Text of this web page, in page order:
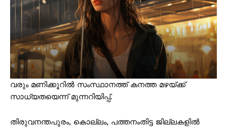
വരും മണിക്കൂറിൽ സംസ്ഥാനത്ത് കനത്ത മഴയ്ക്ക്
സാധ്യതയെന്ന് മുന്നറിയിപ്പ്.
തിരുവനന്തപുരം, കൊല്ലം, പത്തനംതിട്ട ജില്ലകളിൽ